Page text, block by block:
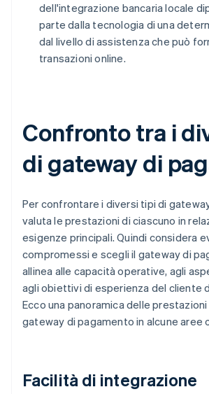
dell'integrazione bancaria locale
parte dalla tecnologia di una
dal livello di assistenza che può
transazioni online.
Confronto tra i
di gateway di
Per confrontare i diversi tipi di
valuta le prestazioni di ciascuno in
esigenze principali. Quindi considera
compromessi e scegli il gateway di
allinea alle capacità operative, agli
agli obiettivi di esperienza del cliente
Ecco una panoramica delle
gateway di pagamento in alcune aree
Facilità di integrazione